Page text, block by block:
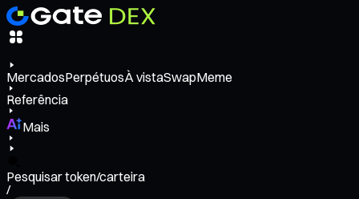
MercadosPerpétuosÀ vistaSwapMeme
Referência
Mais
Pesquisar token/carteira
/